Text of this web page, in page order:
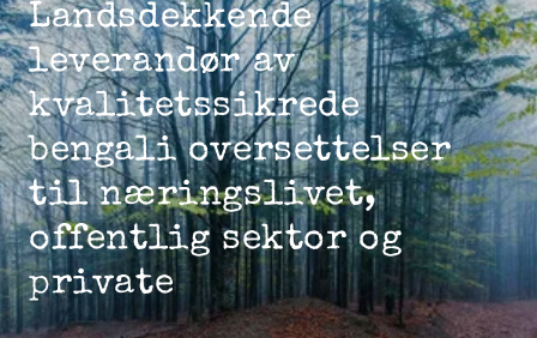
Landsdekkende
leverandør av
kvalitetssikrede
bengali oversettelser
til næringslivet,
offentlig sektor og
private